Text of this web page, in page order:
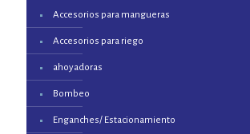
Accesorios para mangueras
Accesorios para riego
ahoyadoras
Bombeo
Enganches/ Estacionamiento